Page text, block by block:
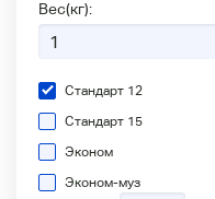
Вес(кг):
Стандарт 12
Стандарт 15
Эконом
Эконом-муз